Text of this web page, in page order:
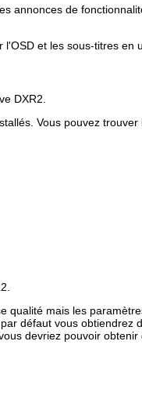
annonces de
et les sous-titres en
DXR2.
Vous pouvez
qualité mais les
défaut vous
devriez pouvoir obtenir